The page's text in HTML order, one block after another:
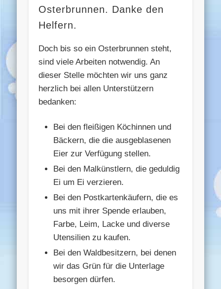
Osterbrunnen. Danke den
Helfern.
Doch bis so ein Osterbrunnen steht,
sind viele Arbeiten notwendig. An
dieser Stelle möchten wir uns ganz
herzlich bei allen Unterstützern
bedanken:
Bei den fleißigen Köchinnen und
Bäckern, die die ausgeblasenen
Eier zur Verfügung stellen.
Bei den Malkünstlern, die geduldig
Ei um Ei verzieren.
Bei den Postkartenkäufern, die es
uns mit ihrer Spende erlauben,
Farbe, Leim, Lacke und diverse
Utensilien zu kaufen.
Bei den Waldbesitzern, bei denen
wir das Grün für die Unterlage
besorgen dürfen.